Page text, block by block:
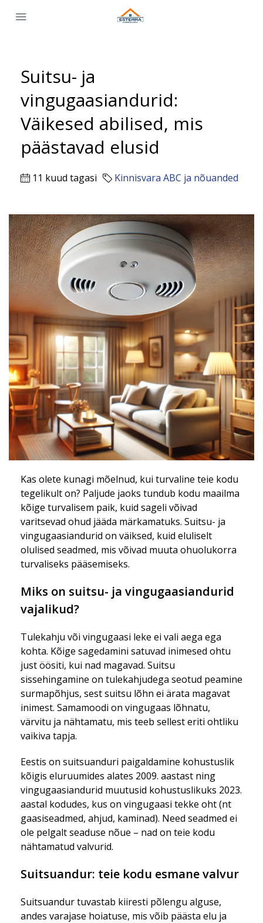
Suitsu- ja
vingugaasiandurid:
Väikesed abilised, mis
päästavad elusid
11 kuud tagasi Kinnisvara ABC ja nõuanded
Kas olete kunagi mõelnud, kui turvaline teie kodu
tegelikult on? Paljude jaoks tundub kodu maailma
kõige turvalisem paik, kuid sageli võivad
varitsevad ohud jääda märkamatuks. Suitsu- ja
vingugaasiandurid on väiksed, kuid eluliselt
olulised seadmed, mis võivad muuta ohuolukorra
turvaliseks pääsemiseks.
Miks on suitsu- ja vingugaasiandurid
vajalikud?
Tulekahju või vingugaasi leke ei vali aega ega
kohta. Kõige sagedamini satuvad inimesed ohtu
just öösiti, kui nad magavad. Suitsu
sissehingamine on tulekahjudega seotud peamine
surmapõhjus, sest suitsu lõhn ei ärata magavat
inimest. Samamoodi on vingugaas lõhnatu,
värvitu ja nähtamatu, mis teeb sellest eriti ohtliku
vaikiva tapja.
Eestis on suitsuanduri paigaldamine kohustuslik
kõigis eluruumides alates 2009. aastast ning
vingugaasiandurid muutusid kohustuslikuks 2023.
aastal kodudes, kus on vingugaasi tekke oht (nt
gaasiseadmed, ahjud, kaminad). Need seadmed ei
ole pelgalt seaduse nõue – nad on teie kodu
nähtamatud valvurid.
Suitsuandur: teie kodu esmane valvur
Suitsuandur tuvastab kiiresti põlengu alguse,
andes varajase hoiatuse, mis võib päästa elu ja